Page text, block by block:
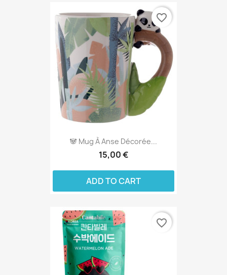
🐼 Mug À Anse Décorée...
15,00 €
ADD TO CART
favorite_border
favorite_border